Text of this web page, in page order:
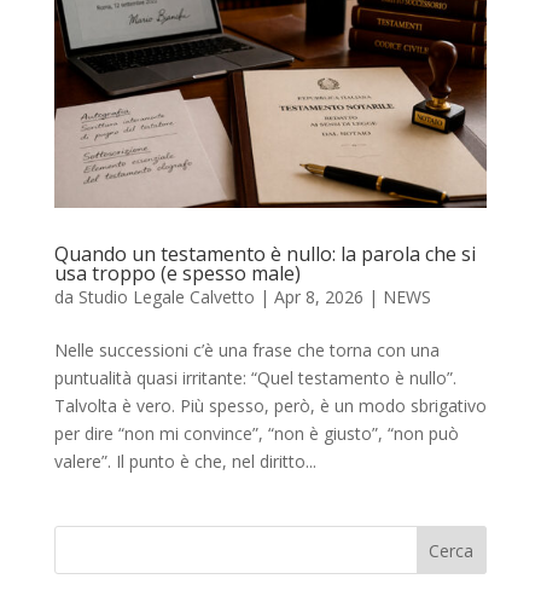
Quando un testamento è nullo: la parola che si
usa troppo (e spesso male)
da Studio Legale Calvetto | Apr 8, 2026 | NEWS
Nelle successioni c’è una frase che torna con una
puntualità quasi irritante: “Quel testamento è nullo”.
Talvolta è vero. Più spesso, però, è un modo sbrigativo
per dire “non mi convince”, “non è giusto”, “non può
valere”. Il punto è che, nel diritto...
Cerca